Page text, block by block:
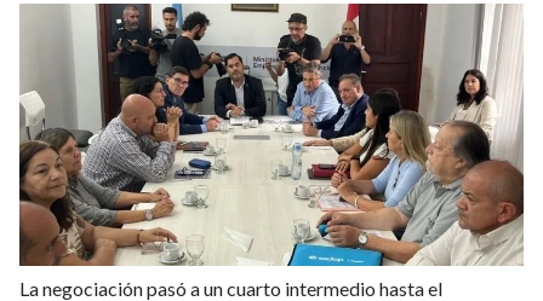
La negociación pasó a un cuarto intermedio hasta el